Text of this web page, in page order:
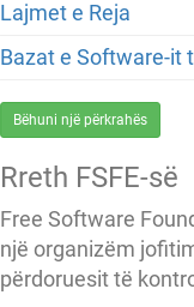
Lajmet e Reja
Bazat e Software-it
Bëhuni një përkrahës
Rreth FSFE-së
Free Software
një organizëm
përdoruesit të